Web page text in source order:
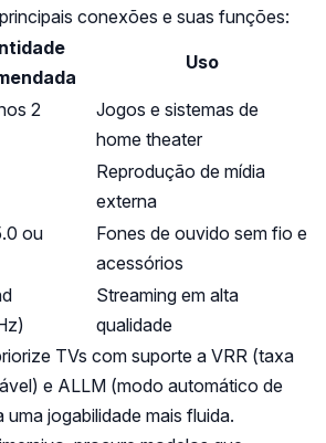
conexões e suas funções:
Uso
2
Jogos e sistemas de
home theater
Reprodução de mídia
externa
ou
Fones de ouvido sem fio e
acessórios
Streaming em alta
qualidade
TVs com suporte a VRR (taxa
e ALLM (modo automático de
jogabilidade mais fluida.